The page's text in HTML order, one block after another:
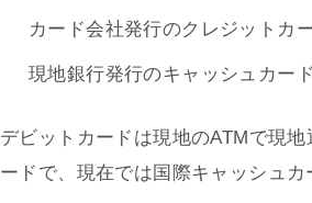
カード会社発行のクレジットカ
現地銀行発行のキャッシュカード
デビットカードは現地のATMで現
ードで、現在では国際キャッシュ